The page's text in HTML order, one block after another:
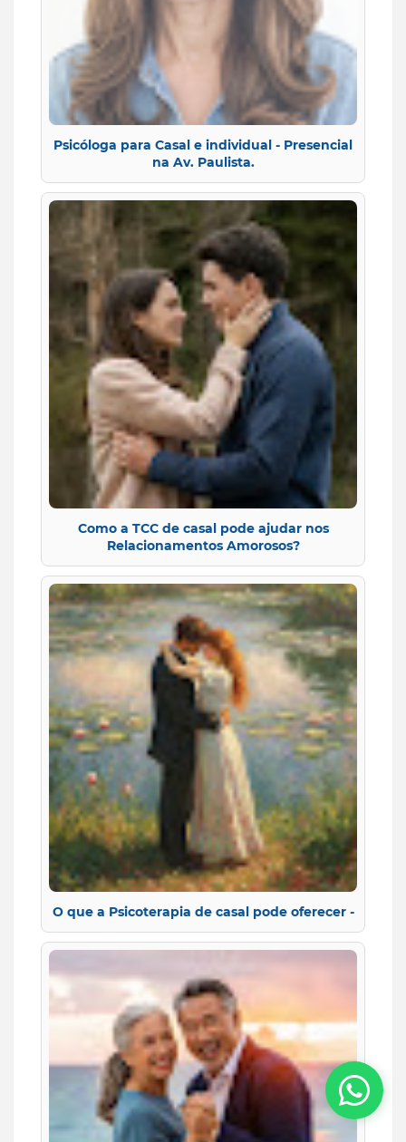
Psicóloga para Casal e individual - Presencial
na Av. Paulista.
Como a TCC de casal pode ajudar nos
Relacionamentos Amorosos?
O que a Psicoterapia de casal pode oferecer -